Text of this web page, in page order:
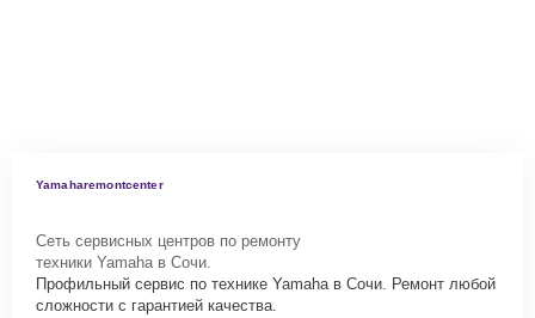
Yamaharemontcenter
Сеть сервисных центров по ремонту
техники Yamaha в Сочи.
Профильный сервис по технике Yamaha в Сочи. Ремонт любой
сложности с гарантией качества.